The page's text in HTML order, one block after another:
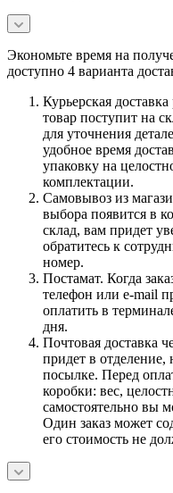
Экономьте время на
доступно 4 варианта
Курьерская
товар поступит на
для уточнения
удобное время
упаковку на
комплектации.
Самовывоз из
выбора появится в
склад, вам придет
обратитесь к
номер.
Постамат. Когда
телефон или e-mail
оплатить в
дня.
Почтовая доставка
придет в отделение,
посылке. Перед
коробки: вес,
самостоятельно вы
Один заказ может
его стоимость не